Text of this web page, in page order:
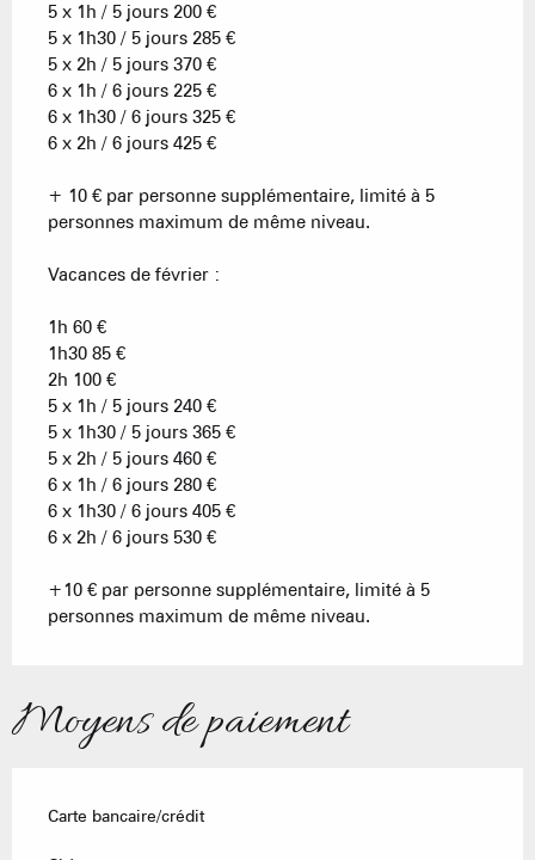
5 x 1h / 5 jours 200 €
5 x 1h30 / 5 jours 285 €
5 x 2h / 5 jours 370 €
6 x 1h / 6 jours 225 €
6 x 1h30 / 6 jours 325 €
6 x 2h / 6 jours 425 €
+ 10 € par personne supplémentaire, limité à 5
personnes maximum de même niveau.
Vacances de février :
1h 60 €
1h30 85 €
2h 100 €
5 x 1h / 5 jours 240 €
5 x 1h30 / 5 jours 365 €
5 x 2h / 5 jours 460 €
6 x 1h / 6 jours 280 €
6 x 1h30 / 6 jours 405 €
6 x 2h / 6 jours 530 €
+10 € par personne supplémentaire, limité à 5
personnes maximum de même niveau.
Moyens de paiement
Carte bancaire/crédit